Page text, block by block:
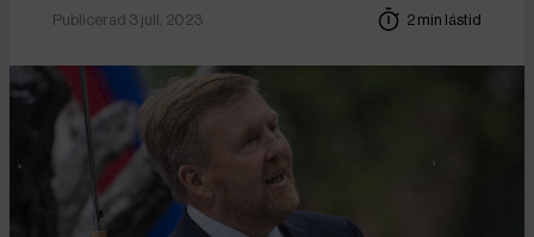
Publicerad 3 juli, 2023 2 min lästid